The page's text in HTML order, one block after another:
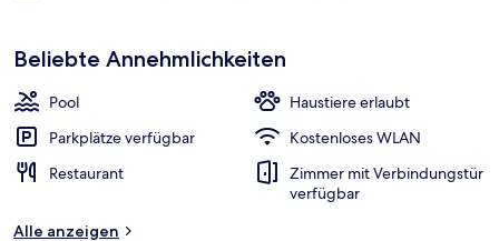
Beliebte Annehmlichkeiten
Pool
Haustiere erlaubt
Parkplätze verfügbar
Kostenloses WLAN
Restaurant
Zimmer mit Verbindungstür
verfügbar
Alle anzeigen